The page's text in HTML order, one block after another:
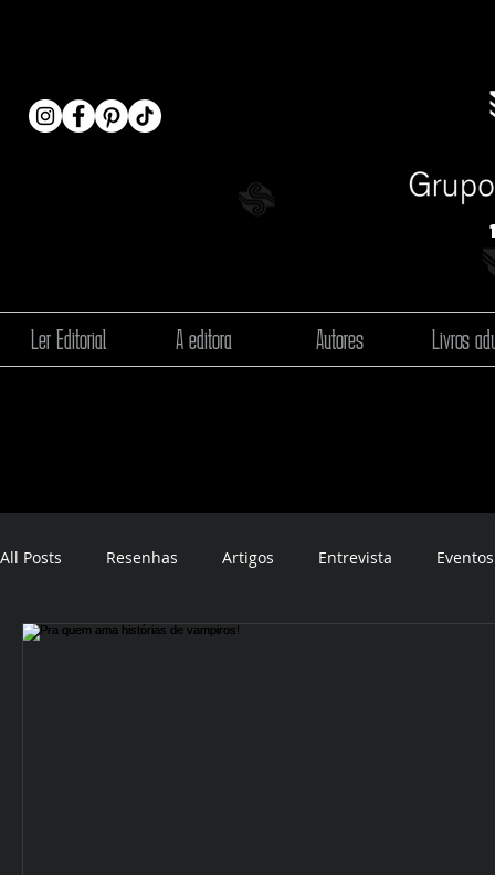
Ler Editorial A editora Autores Livros
All Posts Resenhas Artigos Entrevista Eventos